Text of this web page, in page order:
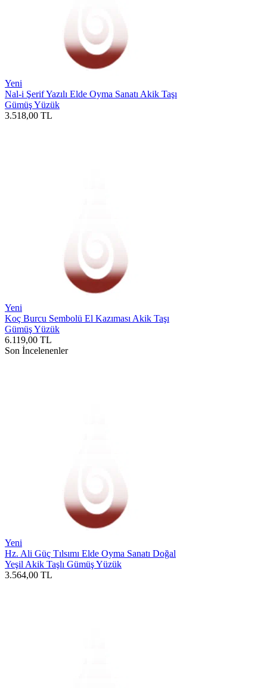
Yeni
Nal-i Şerif Yazılı Elde Oyma Sanatı Akik Taşı
Gümüş Yüzük
3.518,00 TL
Yeni
Koç Burcu Sembolü El Kazıması Akik Taşı
Gümüş Yüzük
6.119,00 TL
Son İncelenenler
Yeni
Hz. Ali Güç Tılsımı Elde Oyma Sanatı Doğal
Yeşil Akik Taşlı Gümüş Yüzük
3.564,00 TL